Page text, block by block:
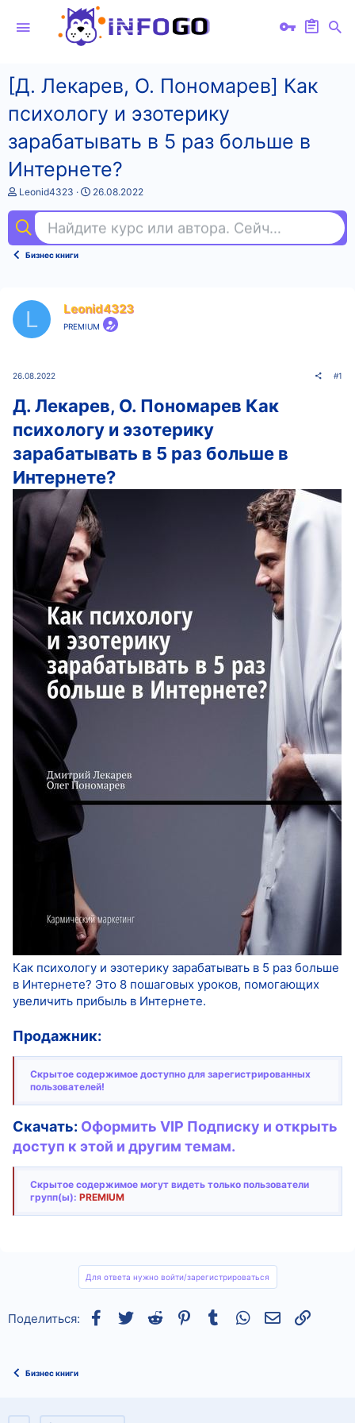
[Д. Лекарев, О. Пономарев] Как
психологу и эзотерику
зарабатывать в 5 раз больше в
Интернете?
А
т
о
т
Leonid4323
Д
а
н
а
26.08.2022
Найдите курс или автора. Сейчас ищут
Бизнес книги
L Leonid4323
PREMIUM
26.08.2022 #1
Д. Лекарев, О. Пономарев Как
психологу и эзотерику
зарабатывать в 5 раз больше в
Интернете?
Как психологу и эзотерику зарабатывать в 5 раз больше
в Интернете? Это 8 пошаговых уроков, помогающих
увеличить прибыль в Интернете.
Продажник:
Скрытое содержимое доступно для зарегистрированных
пользователей!
Скачать: Оформить VIP Подписку и открыть
доступ к этой и другим темам.
Скрытое содержимое могут видеть только пользователи
групп(ы): PREMIUM
Для ответа нужно войти/зарегистрироваться
Поделиться: Facebook
TwitterReddit Pinterest
Tumblr WhatsAppСсылка
Бизнес книги